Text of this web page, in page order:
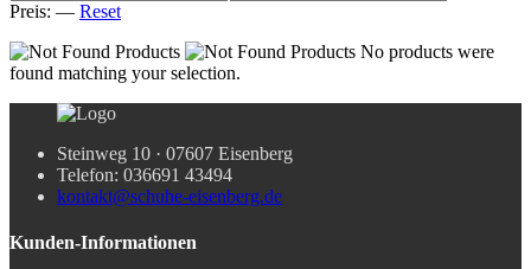
Preis: — Reset
No products were
found matching your selection.
Steinweg 10 · 07607 Eisenberg
Telefon: 036691 43494
kontakt@schuhe-eisenberg.de
Kunden-Informationen